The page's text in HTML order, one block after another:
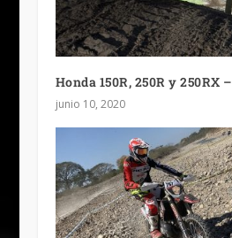
Honda 150R, 250R y 250RX
junio 10, 2020